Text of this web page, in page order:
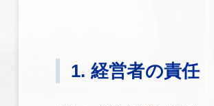
1. 経営者の責任